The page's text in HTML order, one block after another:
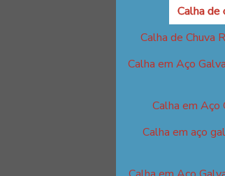
Calha de
Calha de Chuva
Calha em Aço
Calha em Aço
Calha em aço